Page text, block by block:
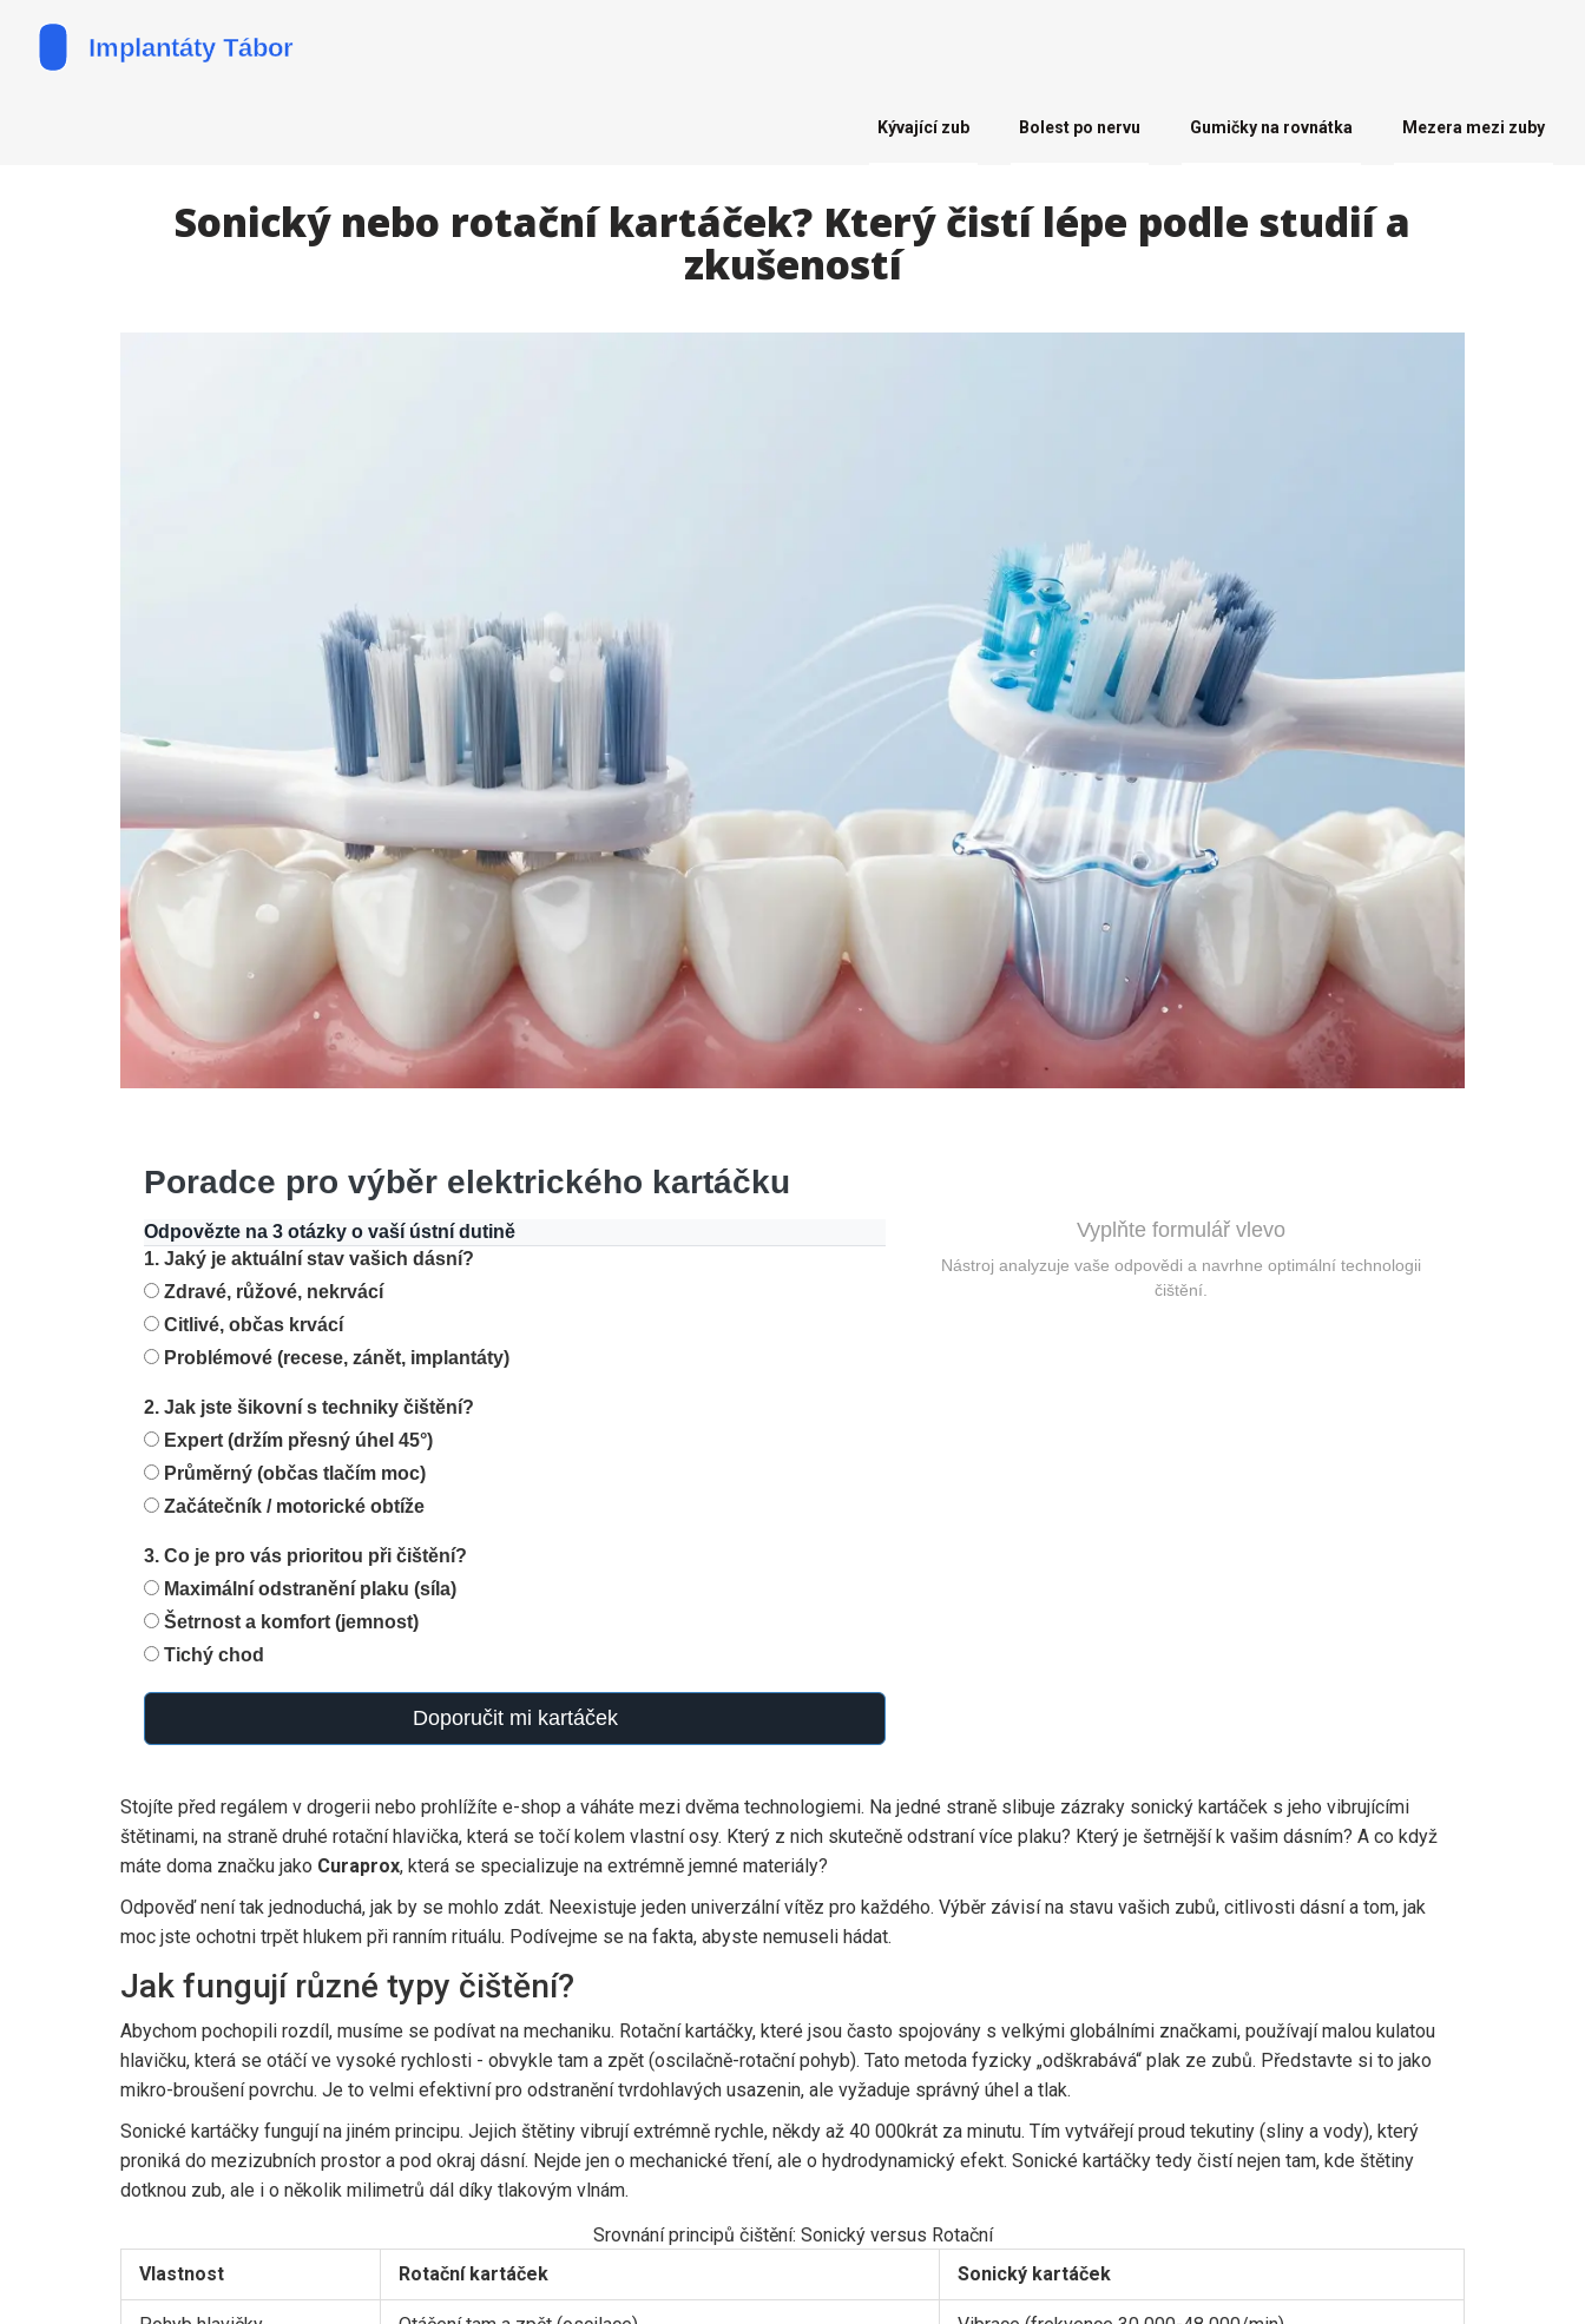
Kývající zub Bolest po nervu Gumičky na rovnátka Mezera mezi zuby
Sonický nebo rotační kartáček? Který čistí lépe podle studií a
zkušeností
Poradce pro výběr elektrického kartáčku
Odpovězte na 3 otázky o vaší ústní dutině
1. Jaký je aktuální stav vašich dásní?
Zdravé, růžové, nekrvácí
Citlivé, občas krvácí
Problémové (recese, zánět, implantáty)
2. Jak jste šikovní s techniky čištění?
Expert (držím přesný úhel 45°)
Průměrný (občas tlačím moc)
Začátečník / motorické obtíže
3. Co je pro vás prioritou při čištění?
Maximální odstranění plaku (síla)
Šetrnost a komfort (jemnost)
Tichý chod
Doporučit mi kartáček
Vyplňte formulář vlevo
Nástroj analyzuje vaše odpovědi a navrhne optimální technologii
čištění.
Stojíte před regálem v drogerii nebo prohlížíte e-shop a váháte mezi dvěma technologiemi. Na jedné straně slibuje zázraky sonický kartáček s jeho vibrujícími
štětinami, na straně druhé rotační hlavička, která se točí kolem vlastní osy. Který z nich skutečně odstraní více plaku? Který je šetrnější k vašim dásním? A co když
máte doma značku jako Curaprox, která se specializuje na extrémně jemné materiály?
Odpověď není tak jednoduchá, jak by se mohlo zdát. Neexistuje jeden univerzální vítěz pro každého. Výběr závisí na stavu vašich zubů, citlivosti dásní a tom, jak
moc jste ochotni trpět hlukem při ranním rituálu. Podívejme se na fakta, abyste nemuseli hádat.
Jak fungují různé typy čištění?
Abychom pochopili rozdíl, musíme se podívat na mechaniku. Rotační kartáčky, které jsou často spojovány s velkými globálními značkami, používají malou kulatou
hlavičku, která se otáčí ve vysoké rychlosti - obvykle tam a zpět (oscilačně-rotační pohyb). Tato metoda fyzicky „odškrabává“ plak ze zubů. Představte si to jako
mikro-broušení povrchu. Je to velmi efektivní pro odstranění tvrdohlavých usazenin, ale vyžaduje správný úhel a tlak.
Sonické kartáčky fungují na jiném principu. Jejich štětiny vibrují extrémně rychle, někdy až 40 000krát za minutu. Tím vytvářejí proud tekutiny (sliny a vody), který
proniká do mezizubních prostor a pod okraj dásní. Nejde jen o mechanické tření, ale o hydrodynamický efekt. Sonické kartáčky tedy čistí nejen tam, kde štětiny
dotknou zub, ale i o několik milimetrů dál díky tlakovým vlnám.
Srovnání principů čištění: Sonický versus Rotační
Vlastnost
Rotační kartáček Sonický kartáček